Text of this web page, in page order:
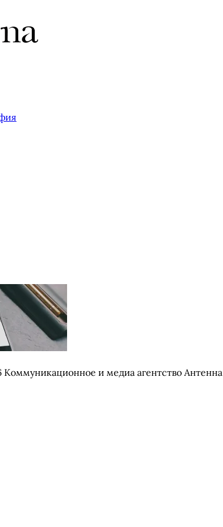
Коммуникационное и медиа агентство Антенна